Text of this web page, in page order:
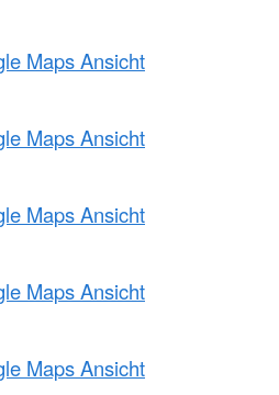
Maps Ansicht
Maps Ansicht
Maps Ansicht
Maps Ansicht
Maps Ansicht